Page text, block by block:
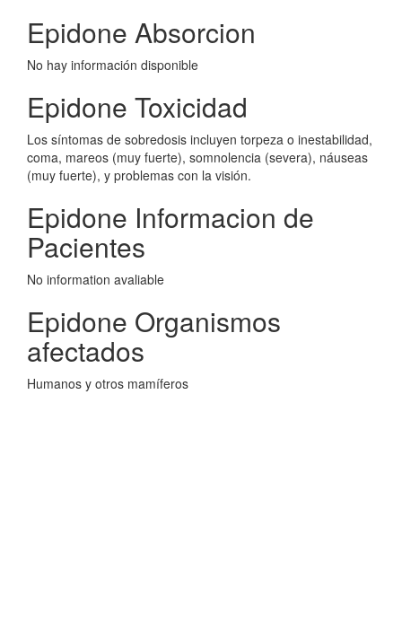
Epidone Absorcion
No hay información disponible
Epidone Toxicidad
Los síntomas de sobredosis incluyen torpeza o inestabilidad,
coma, mareos (muy fuerte), somnolencia (severa), náuseas
(muy fuerte), y problemas con la visión.
Epidone Informacion de
Pacientes
No information avaliable
Epidone Organismos
afectados
Humanos y otros mamíferos